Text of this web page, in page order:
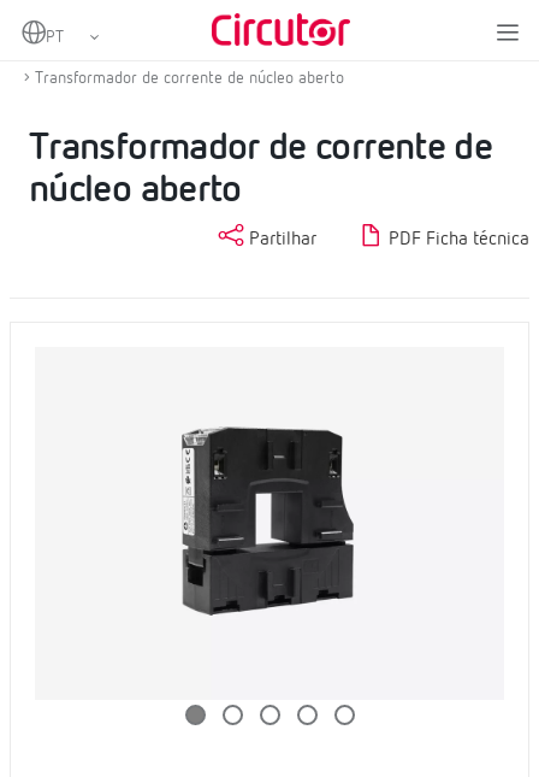
Home
Transformadores de corrente e shunts
Transformador de corrente de núcleo aberto
Transformador de corrente de
núcleo aberto
Partilhar PDF Ficha técnica